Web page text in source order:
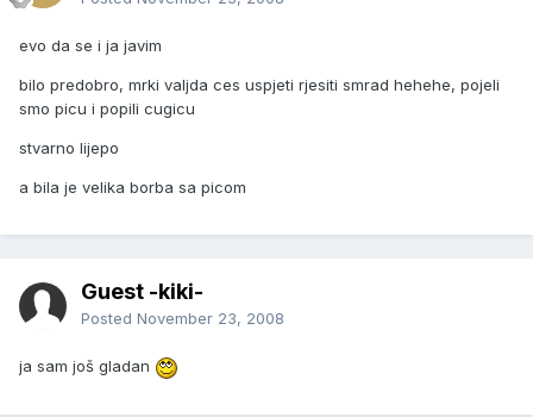
evo da se i ja javim
bilo predobro, mrki valjda ces uspjeti rjesiti smrad hehehe, pojeli
smo picu i popili cugicu
stvarno lijepo
a bila je velika borba sa picom
Guest -kiki-
Posted November 23, 2008
ja sam još gladan